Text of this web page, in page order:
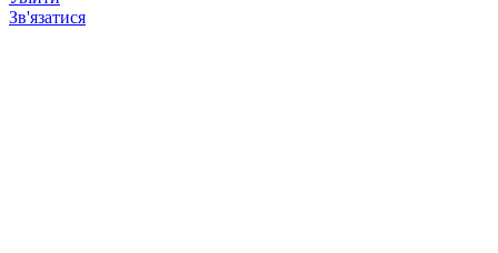
Зв'язатися